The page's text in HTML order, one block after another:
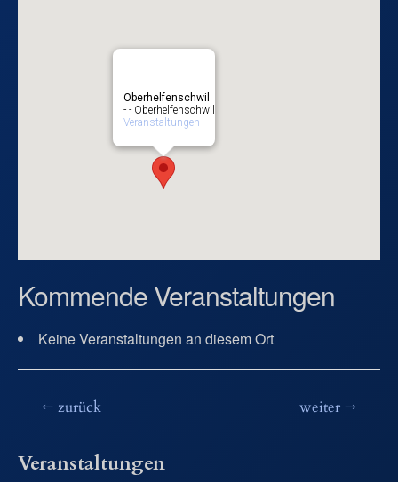
Oberhelfenschwil
- - Oberhelfenschwil
Veranstaltungen
Kommende Veranstaltungen
Keine Veranstaltungen an diesem Ort
Beitragsnavigation
←zurück weiter→
Veranstaltungen